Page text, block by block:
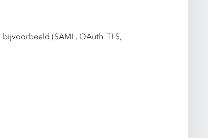
(SAML, OAuth, TLS,